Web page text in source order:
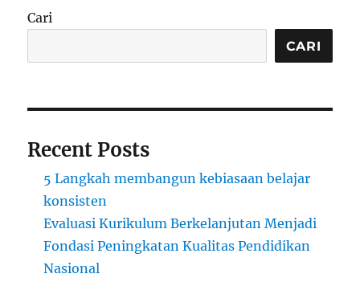
Cari
CARI
Recent Posts
5 Langkah membangun kebiasaan belajar
konsisten
Evaluasi Kurikulum Berkelanjutan Menjadi
Fondasi Peningkatan Kualitas Pendidikan
Nasional